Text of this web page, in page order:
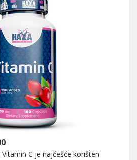
C je najčešće korišten